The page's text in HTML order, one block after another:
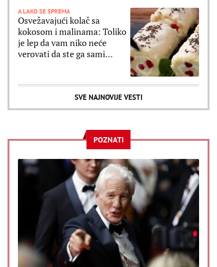
A LAKO SE SPREMA
Osvežavajući kolač sa
kokosom i malinama: Toliko
je lep da vam niko neće
verovati da ste ga sami
SVE NAJNOVIJE VESTI
POZNATI